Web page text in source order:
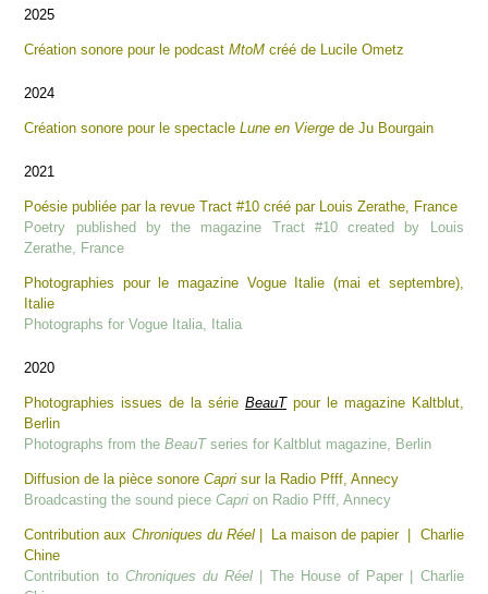
2025
Création sonore pour le podcast MtoM créé de Lucile Ometz
2024
Création sonore pour le spectacleLune en Vierge de Ju Bourgain
2021
Poésie publiée par la revue Tract #10 créé par Louis Zerathe, France
Poetry published by the magazine Tract #10 created by Louis
Zerathe, France
Photographies pour le magazine Vogue Italie (mai et septembre),
Italie
Photographs for Vogue Italia, Italia
2020
Photographies issues de la série BeauT pour le magazine Kaltblut,
Berlin
Photographs from theBeauTseries for Kaltblut magazine, Berlin
Diffusion de la pièce sonoreCapri sur la Radio Pfff, Annecy
Broadcasting the sound pieceCapri on Radio Pfff, Annecy
Contribution aux Chroniques du Réel | La maison de papier | Charlie
Chine
Contribution to Chroniques du Réel | The House of Paper | Charlie